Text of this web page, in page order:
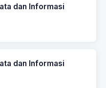
dan Informasi
dan Informasi